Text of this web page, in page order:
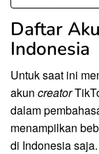
Daftar
Indonesia
Untuk saat ini
akun creator
dalam
menampilkan
di Indonesia saja.